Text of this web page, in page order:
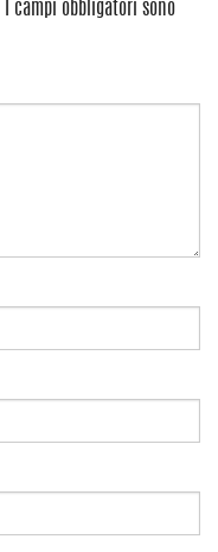
I campi obbligatori sono